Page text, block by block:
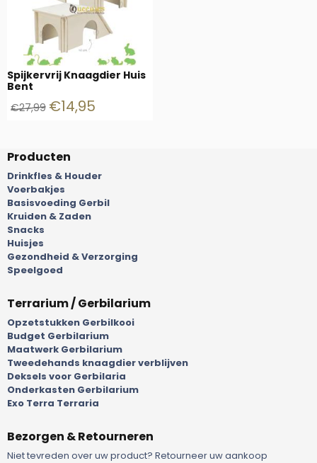
Spijkervrij Knaagdier Huis
Bent
€27,99 €14,95
Producten
Drinkfles & Houder
Voerbakjes
Basisvoeding Gerbil
Kruiden & Zaden
Snacks
Huisjes
Gezondheid & Verzorging
Speelgoed
Terrarium / Gerbilarium
Opzetstukken Gerbilkooi
Budget Gerbilarium
Maatwerk Gerbilarium
Tweedehands knaagdier verblijven
Deksels voor Gerbilaria
Onderkasten Gerbilarium
Exo Terra Terraria
Bezorgen & Retourneren
Niet tevreden over uw product? Retourneer uw aankoop